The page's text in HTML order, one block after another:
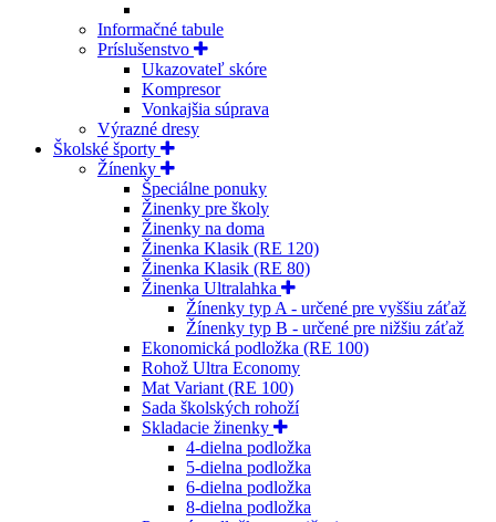
Informačné tabule
Príslušenstvo
Ukazovateľ skóre
Kompresor
Vonkajšia súprava
Výrazné dresy
Školské športy
Žínenky
Špeciálne ponuky
Žinenky pre školy
Žinenky na doma
Žinenka Klasik (RE 120)
Žinenka Klasik (RE 80)
Žinenka Ultralahka
Žínenky typ A - určené pre vyššiu záťaž
Žínenky typ B - určené pre nižšiu záťaž
Ekonomická podložka (RE 100)
Rohož Ultra Economy
Mat Variant (RE 100)
Sada školských rohoží
Skladacie žinenky
4-dielna podložka
5-dielna podložka
6-dielna podložka
8-dielna podložka